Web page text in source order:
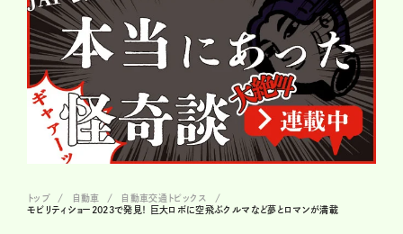
トップ 自動車
自動車交通トピックス
モビリティショー2023で発見！ 巨大ロボに空飛ぶクルマなど夢とロマンが満載